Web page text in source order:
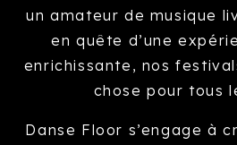
un amateur de musique
en quête d’une
enrichissante, nos
chose pour tous
Danse Floor s’engage à